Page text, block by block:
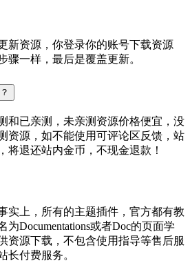
新资源，你登录你的账号下载资源
骤一样，最后是覆盖更新。
和已亲测，未亲测资源价格便宜，没
资源，如不能使用可评论区反馈，站
将退还站内金币，不现金退款！
实上，所有的主题插件，官方都有教
Documentations或者Doc的页面学
资源下载，不包含使用指导等售后服
长付费服务。